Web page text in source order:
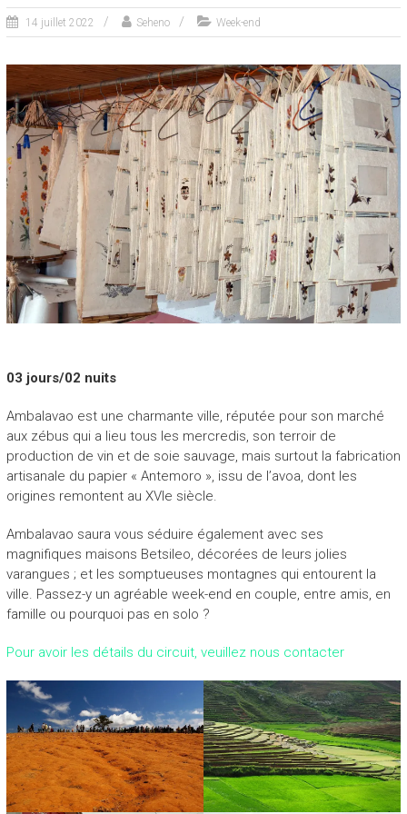
14 juillet 2022 Seheno Week-end
03 jours/02 nuits
Ambalavao est une charmante ville, réputée pour son marché
aux zébus qui a lieu tous les mercredis, son terroir de
production de vin et de soie sauvage, mais surtout la fabrication
artisanale du papier « Antemoro », issu de l’avoa, dont les
origines remontent au XVIe siècle.
Ambalavao saura vous séduire également avec ses
magnifiques maisons Betsileo, décorées de leurs jolies
varangues ; et les somptueuses montagnes qui entourent la
ville. Passez-y un agréable week-end en couple, entre amis, en
famille ou pourquoi pas en solo ?
Pour avoir les détails du circuit, veuillez nous contacter